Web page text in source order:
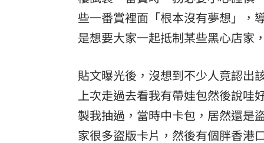
些一番賞裡面「根本沒有夢想」，
是想要大家一起抵制某些黑心店家
貼文曝光後，沒想到不少人竟認出
上次走過去看我有帶娃包然後說哇
製我抽過，當時中卡包，居然還是
家很多盜版卡片，然後有個胖香港